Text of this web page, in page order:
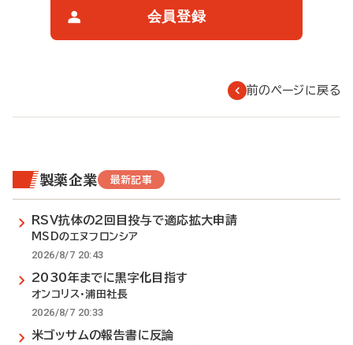
会員登録
前のページに戻る
製薬企業 最新記事
RSV抗体の2回目投与で適応拡大申請
MSDのエヌフロンシア
2026/8/7 20:43
2030年までに黒字化目指す
オンコリス・浦田社長
2026/8/7 20:33
米ゴッサムの報告書に反論